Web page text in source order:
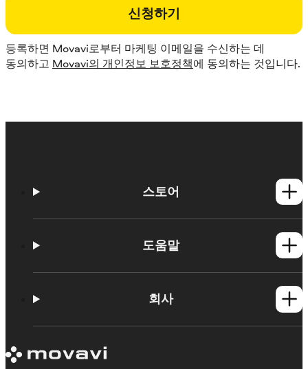
신청하기
등록하면 Movavi로부터 마케팅 이메일을 수신하는 데
동의하고 Movavi의 개인정보 보호정책에 동의하는 것입니다.
스토어
Mac 제품
도움말
학습 포털
체험판 제한 사항
회사
후기